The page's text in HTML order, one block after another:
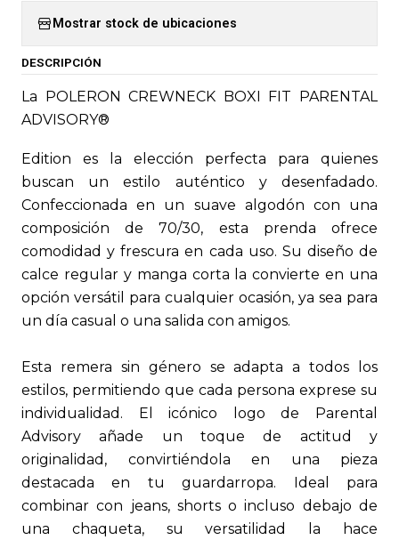
Mostrar stock de ubicaciones
DESCRIPCIÓN
La POLERON CREWNECK BOXI FIT PARENTAL
ADVISORY®
Edition es la elección perfecta para quienes
buscan un estilo auténtico y desenfadado.
Confeccionada en un suave algodón con una
composición de 70/30, esta prenda ofrece
comodidad y frescura en cada uso. Su diseño de
calce regular y manga corta la convierte en una
opción versátil para cualquier ocasión, ya sea para
un día casual o una salida con amigos.
Esta remera sin género se adapta a todos los
estilos, permitiendo que cada persona exprese su
individualidad. El icónico logo de Parental
Advisory añade un toque de actitud y
originalidad, convirtiéndola en una pieza
destacada en tu guardarropa. Ideal para
combinar con jeans, shorts o incluso debajo de
una chaqueta, su versatilidad la hace